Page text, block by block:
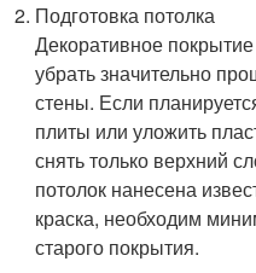
Подготовка потолка
Декоративное
убрать значительно
стены. Если
плиты или уложить
снять только верхний
потолок нанесена
краска, необходим
старого покрытия.